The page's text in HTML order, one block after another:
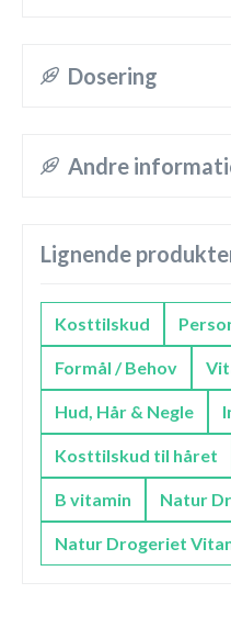
Dosering
Andre
Lignende
Kosttilskud
Formål / Behov
Hud, Hår & Negle
Kosttilskud til håret
B vitamin Natur
Natur Drogeriet